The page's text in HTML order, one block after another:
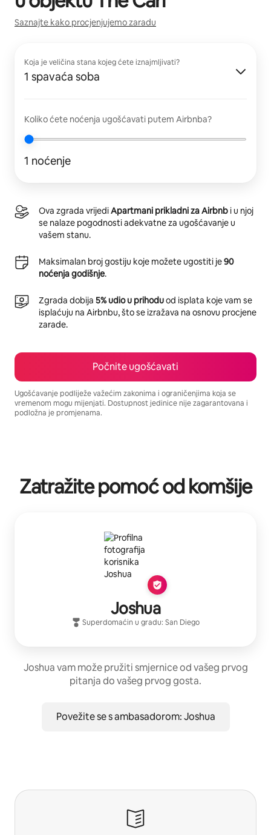
Saznajte kako procjenjujemo zaradu
Koja je veličina stana kojeg ćete iznajmljivati?
1 spavaća soba
Koliko ćete noćenja ugošćavati putem Airbnba?
1 noćenje
Ova zgrada vrijediApartmani prikladni za Airbnb i u njoj
se nalaze pogodnosti adekvatne za ugošćavanje u
vašem stanu.
Maksimalan broj gostiju koje možete ugostiti je90
noćenja godišnje.
Zgrada dobija 5% udio u prihoduod isplata koje vam se
isplaćuju na Airbnbu, što se izražava na osnovu procjene
zarade.
Počnite ugošćavati
Ugošćavanje podliježe važećim zakonima i ograničenjima koja se
vremenom mogu mijenjati. Dostupnost jedinice nije zagarantovana i
podložna je promjenama.
Zatražite pomoć od komšije
Joshua
Superdomaćin u gradu: San Diego
Joshua vam može pružiti smjernice od vašeg prvog
pitanja do vašeg prvog gosta.
Povežite se s ambasadorom: Joshua